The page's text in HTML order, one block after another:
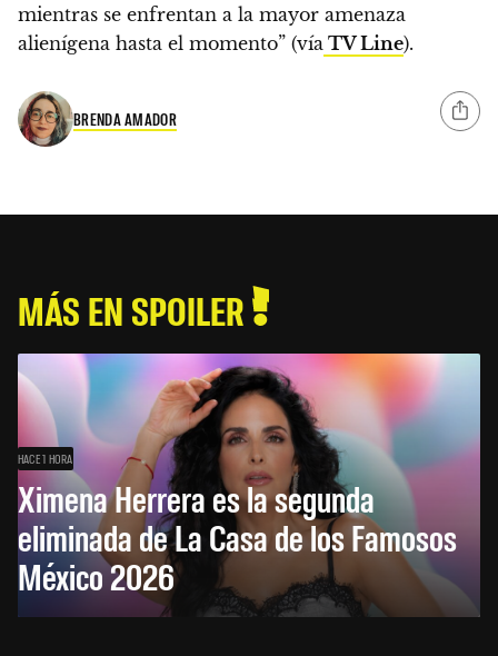
mientras se enfrentan a la mayor amenaza
alienígena hasta el momento” (vía TV Line).
BRENDA AMADOR
MÁS EN SPOILER
HACE 1 HORA
Ximena Herrera es la segunda
eliminada de La Casa de los Famosos
México 2026